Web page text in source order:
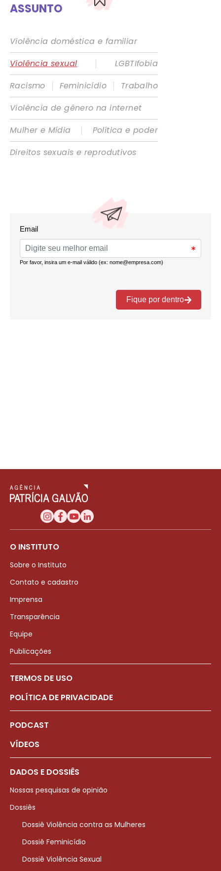
ASSUNTO
Violência doméstica e familiar
Violência sexual
|
LGBTIfobia
Racismo
| Feminicídio |
Trabalho
Violência de gênero na internet
Mulher e Mídia
|
Política e poder
Direitos sexuais e reprodutivos
O INSTITUTO
Sobre o Instituto
Contato e cadastro
Imprensa
Transparência
Equipe
Publicações
TERMOS DE USO
POLÍTICA DE PRIVACIDADE
PODCAST
VÍDEOS
DADOS E DOSSIÊS
Nossas pesquisas de opinião
Dossiês
Dossiê Violência contra as Mulheres
Dossiê Feminicídio
Dossiê Violência Sexual